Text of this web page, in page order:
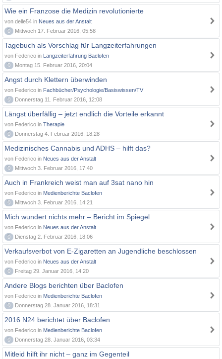
Wie ein Franzose die Medizin revolutionierte
von delle54 in Neues aus der Anstalt
0
Mittwoch 17. Februar 2016, 05:58
Tagebuch als Vorschlag für Langzeiterfahrungen
von Federico in Langzeiterfahrung Baclofen
0
Montag 15. Februar 2016, 20:04
Angst durch Klettern überwinden
von Federico in Fachbücher/Psychologie/Basiswissen/TV
0
Donnerstag 11. Februar 2016, 12:08
Längst überfällig – jetzt endlich die Vorteile erkannt
von Federico in Therapie
0
Donnerstag 4. Februar 2016, 18:28
Medizinisches Cannabis und ADHS – hilft das?
von Federico in Neues aus der Anstalt
0
Mittwoch 3. Februar 2016, 17:40
Auch in Frankreich weist man auf 3sat nano hin
von Federico in Medienberichte Baclofen
0
Mittwoch 3. Februar 2016, 14:21
Mich wundert nichts mehr – Bericht im Spiegel
von Federico in Neues aus der Anstalt
0
Dienstag 2. Februar 2016, 18:06
Verkaufsverbot von E-Zigaretten an Jugendliche beschlossen
von Federico in Neues aus der Anstalt
0
Freitag 29. Januar 2016, 14:20
Andere Blogs berichten über Baclofen
von Federico in Medienberichte Baclofen
0
Donnerstag 28. Januar 2016, 18:31
2016 N24 berichtet über Baclofen
von Federico in Medienberichte Baclofen
0
Donnerstag 28. Januar 2016, 03:34
Mitleid hilft ihr nicht – ganz im Gegenteil